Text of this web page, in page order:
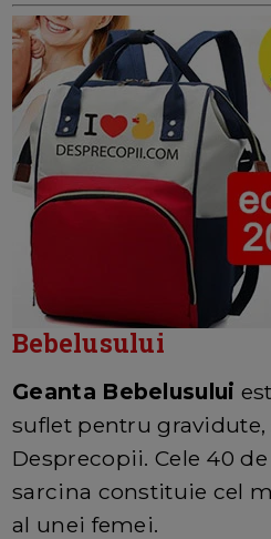
Bebelusului
Geanta Bebelusului
suflet pentru
Desprecopii. Cele 40
sarcina constituie cel
al unei femei.